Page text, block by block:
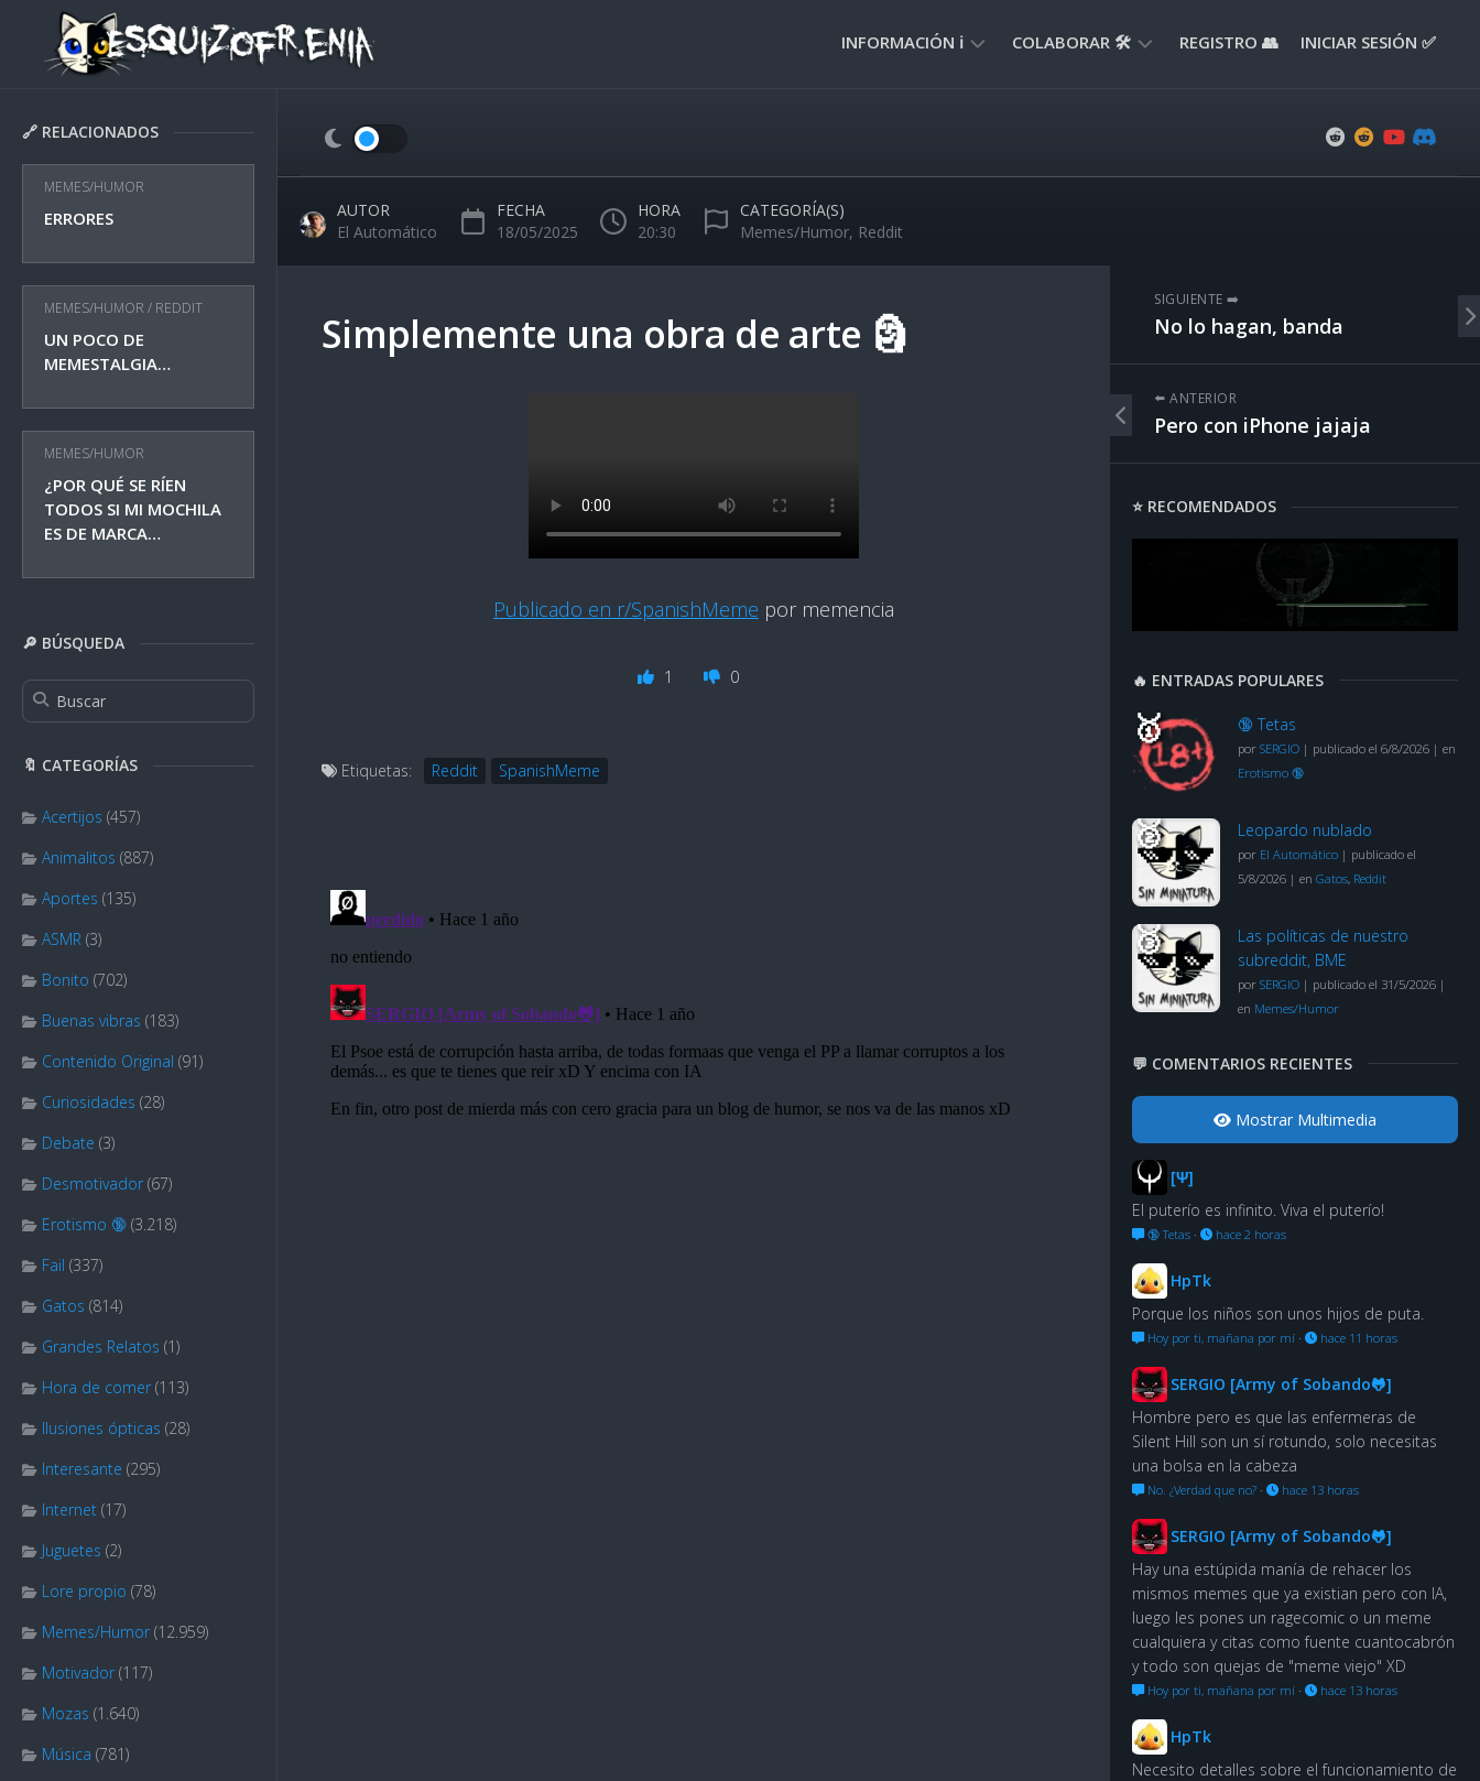
content
INFORMACIÓN ℹ️
NORMAS
USO
🚸
COLABORAR 🛠️ REGISTRO 👥 INICIAR SESIÓN ✅
🔗 RELACIONADOS
MEMES/HUMOR
ERRORES
MEMES/HUMOR / REDDIT
UN POCO DE
MEMESTALGIA…
MEMES/HUMOR
¿POR QUÉ SE RÍEN
TODOS SI MI MOCHILA
ES DE MARCA…
🔎 BÚSQUEDA
🔖 CATEGORÍAS
Acertijos (457)
Animalitos (887)
Aportes (135)
ASMR (3)
Bonito (702)
Buenas vibras (183)
Contenido Original (91)
Curiosidades (28)
Debate (3)
Desmotivador (67)
Erotismo 🔞 (3.218)
Fail (337)
Gatos (814)
Grandes Relatos (1)
Hora de comer (113)
Ilusiones ópticas (28)
Interesante (295)
Internet (17)
Juguetes (2)
Lore propio (78)
Memes/Humor (12.959)
Motivador (117)
Mozas (1.640)
Música (781)
AUTOR
El Automático
FECHA
18/05/2025
HORA
20:30
CATEGORÍA(S)
Memes/Humor, Reddit
Simplemente una obra de arte 🗿
Publicado en r/SpanishMeme por memencia
1 0
Etiquetas: Reddit SpanishMeme
SIGUIENTE ➡️
No lo hagan, banda
⬅️ ANTERIOR
Pero con iPhone jajaja
⭐ RECOMENDADOS
🔥 ENTRADAS POPULARES
🔞 Tetas
por SERGIO | publicado el 6/8/2026 | en
Erotismo 🔞
Leopardo nublado
por El Automático | publicado el
5/8/2026 | en Gatos, Reddit
Las políticas de nuestro
subreddit, BME
por SERGIO | publicado el 31/5/2026 |
en Memes/Humor
💬 COMENTARIOS RECIENTES
Mostrar Multimedia
[Ψ]
El puterío es infinito. Viva el puterío!
🔞 Tetas · hace 2 horas
HpTk
Porque los niños son unos hijos de puta.
Hoy por ti, mañana por mí · hace 11 horas
SERGIO [Army of Sobando🐸]
Hombre pero es que las enfermeras de
Silent Hill son un sí rotundo, solo necesitas
una bolsa en la cabeza
No. ¿Verdad que no? · hace 13 horas
SERGIO [Army of Sobando🐸]
Hay una estúpida manía de rehacer los
mismos memes que ya existian pero con IA,
luego les pones un ragecomic o un meme
cualquiera y citas como fuente cuantocabrón
y todo son quejas de "meme viejo" XD
Hoy por ti, mañana por mí · hace 13 horas
HpTk
Necesito detalles sobre el funcionamiento de